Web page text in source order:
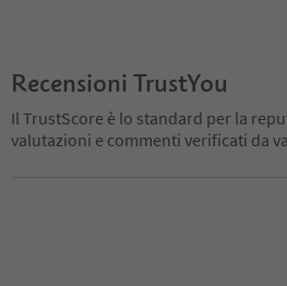
Recensioni TrustYou
Il TrustScore è lo standard per la
valutazioni e commenti verificati da